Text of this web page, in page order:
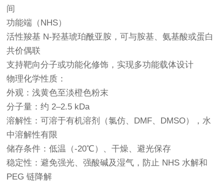
间
功能端（NHS）
活性羧基 N-羟基琥珀酰亚胺，可与胺基、氨基酸或蛋白
共价偶联
支持靶向分子或功能化修饰，实现多功能载体设计
物理化学性质：
外观：浅黄色至淡橙色粉末
分子量：约 2–2.5 kDa
溶解性：可溶于有机溶剂（氯仿、DMF、DMSO），水
中溶解性有限
储存条件：低温（-20℃）、干燥、避光保存
稳定性：避免强光、强酸碱及湿气，防止 NHS 水解和
PEG 链降解